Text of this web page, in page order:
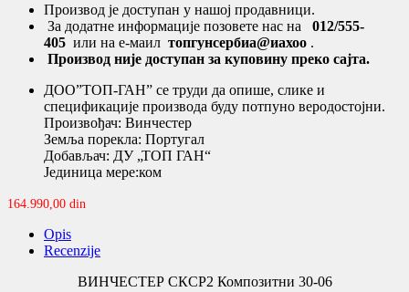
Производ је доступан у нашој продавници.
За додатне информације позовете нас на 012/555-
405 или на е-маил топгунсербиа@иахоо .
Производ није доступан за куповину преко сајта.
ДОО”ТОП-ГАН” се труди да опише, слике и
спецификације производа буду потпуно веродостојни.
Произвођач: Винчестер
Земља порекла: Португал
Добављач: ДУ „ТОП ГАН“
Јединица мере:ком
164.990,00 din
Opis
Recenzije
ВИНЧЕСТЕР СКСР2 Композитни 30-06